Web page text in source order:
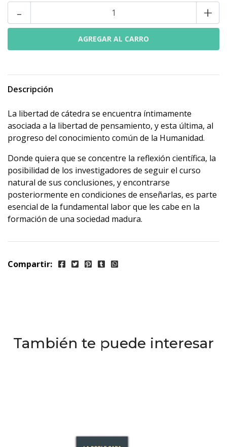
- +
Descripción
La libertad de cátedra se encuentra íntimamente
asociada a la libertad de pensamiento, y esta última, al
progreso del conocimiento común de la Humanidad.
Donde quiera que se concentre la reflexión científica, la
posibilidad de los investigadores de seguir el curso
natural de sus conclusiones, y encontrarse
posteriormente en condiciones de enseñarlas, es parte
esencial de la fundamental labor que les cabe en la
formación de una sociedad madura.
Compartir:
También te puede interesar